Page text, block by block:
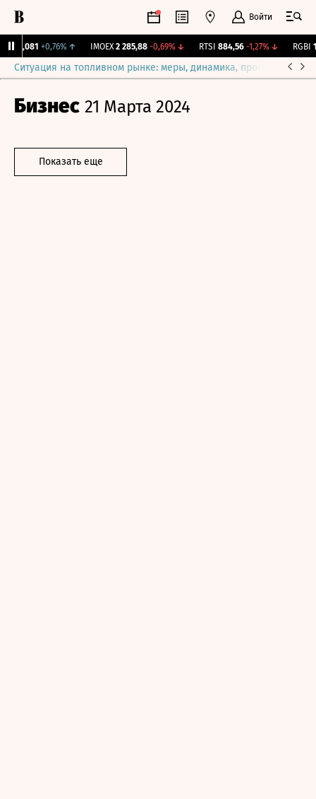
Войти
12,081 +0,76%↑ IMOEX 2 285,88 -0,69%↓ RTSI 884,56 -1,27%↓ RGBI
Ситуация на топливном рынке: меры, динамика, прогнозы
Бизнес 21 Марта 2024
Показать еще